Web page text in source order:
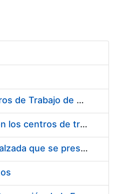
Suministro de Protectores Auditivos a medida para las personas trabajadoras de los Centros de Trabajo de Madrid y Burgos
Suministro de gafas graduadas antiproyecciones para los trabajadores de la FNMT-RCM en los centros de trabajo de Madrid y Burgos
Servicios de una empresa externa para el asesoramiento y resolución de los recursos de alzada que se presentan relacionados con procesos de selección para la FNMT-RCM